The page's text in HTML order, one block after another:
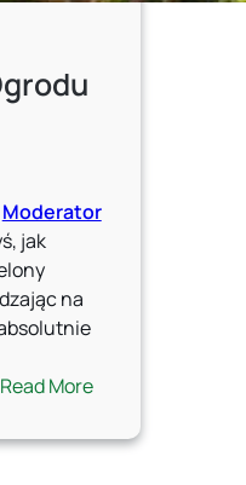
Moderator
jak
na
Read More:
Ogrodu